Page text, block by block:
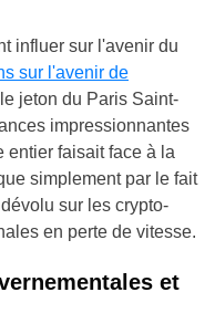
influer sur l'avenir du
sur l'avenir de
jeton du Paris Saint-
impressionnantes
entier faisait face à la
simplement par le fait
sur les crypto-
en perte de vitesse.
et